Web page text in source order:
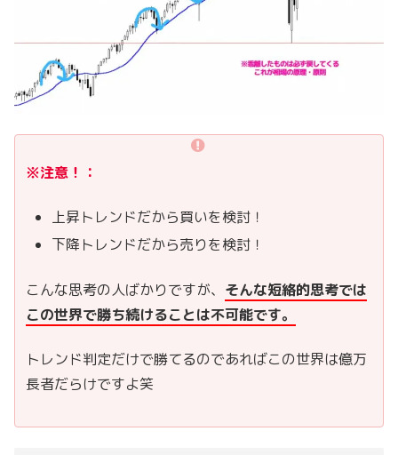
※注意！：
上昇トレンドだから買いを検討！
下降トレンドだから売りを検討！
こんな思考の人ばかりですが、 そんな短絡的思考では
この世界で勝ち続けることは不可能です。
トレンド判定だけで勝てるのであればこの世界は億万
長者だらけですよ笑